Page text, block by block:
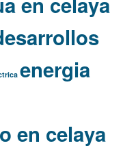
energia
en celaya